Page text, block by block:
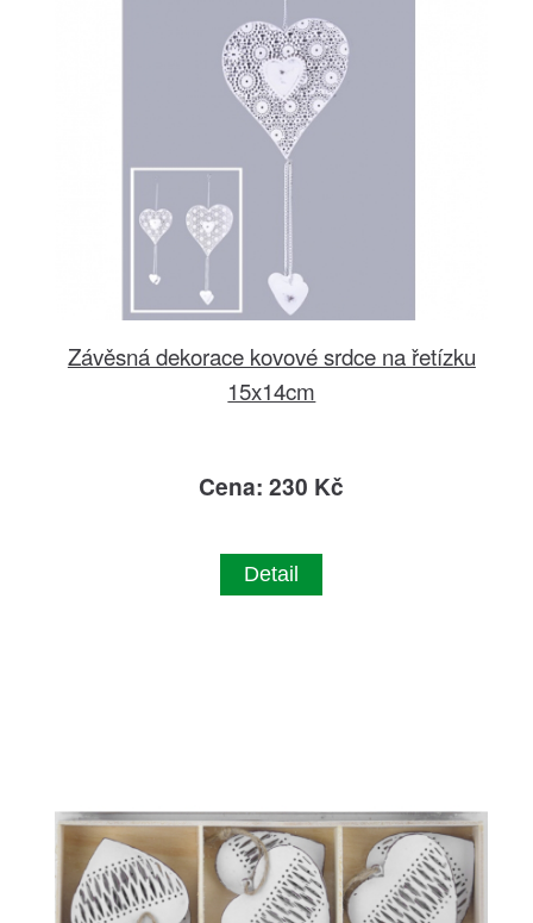
Závěsná dekorace kovové srdce na řetízku
15x14cm
Cena: 230 Kč
Detail